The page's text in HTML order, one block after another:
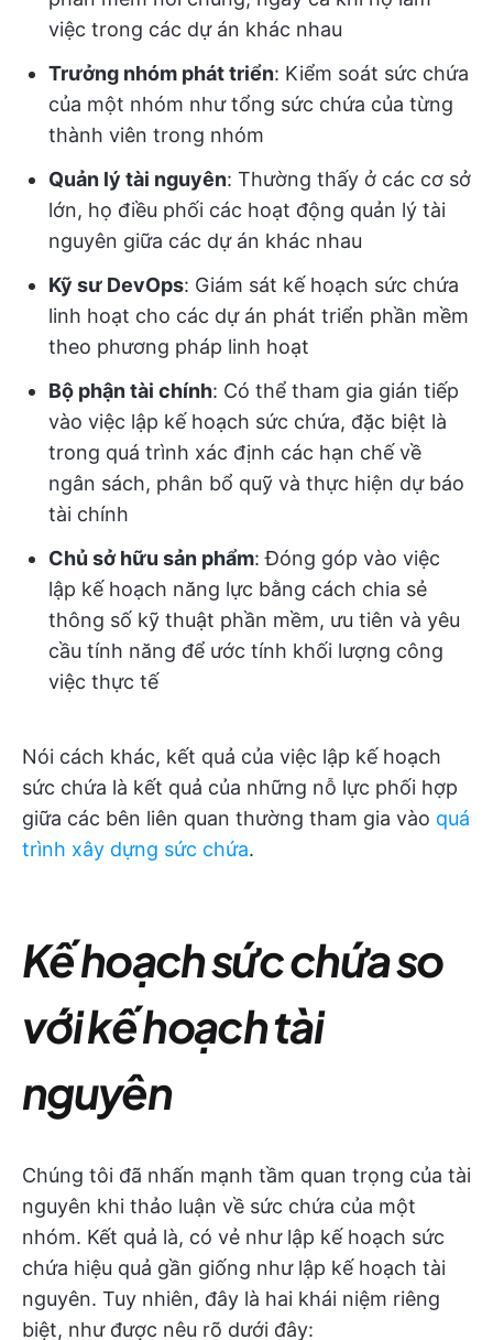
việc trong các dự án khác nhau
Trưởng nhóm phát triển: Kiểm soát sức chứa
của một nhóm như tổng sức chứa của từng
thành viên trong nhóm
Quản lý tài nguyên: Thường thấy ở các cơ sở
lớn, họ điều phối các hoạt động quản lý tài
nguyên giữa các dự án khác nhau
Kỹ sư DevOps: Giám sát kế hoạch sức chứa
linh hoạt cho các dự án phát triển phần mềm
theo phương pháp linh hoạt
Bộ phận tài chính: Có thể tham gia gián tiếp
vào việc lập kế hoạch sức chứa, đặc biệt là
trong quá trình xác định các hạn chế về
ngân sách, phân bổ quỹ và thực hiện dự báo
tài chính
Chủ sở hữu sản phẩm: Đóng góp vào việc
lập kế hoạch năng lực bằng cách chia sẻ
thông số kỹ thuật phần mềm, ưu tiên và yêu
cầu tính năng để ước tính khối lượng công
việc thực tế
Nói cách khác, kết quả của việc lập kế hoạch
sức chứa là kết quả của những nỗ lực phối hợp
giữa các bên liên quan thường tham gia vào quá
trình xây dựng sức chứa.
Kế hoạch sức chứa so
với kế hoạch tài
nguyên
Chúng tôi đã nhấn mạnh tầm quan trọng của tài
nguyên khi thảo luận về sức chứa của một
nhóm. Kết quả là, có vẻ như lập kế hoạch sức
chứa hiệu quả gần giống như lập kế hoạch tài
nguyên. Tuy nhiên, đây là hai khái niệm riêng
biệt, như được nêu rõ dưới đây: